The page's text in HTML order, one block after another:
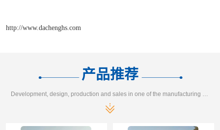
http://www.dachenghs.com
产品推荐